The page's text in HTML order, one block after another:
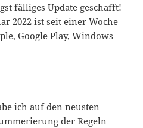
fälliges Update geschafft!
2022 ist seit einer Woche
Google Play, Windows
ich auf den neusten
der Regeln